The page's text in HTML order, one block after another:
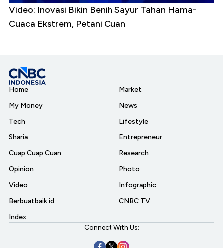
Video: Inovasi Bikin Benih Sayur Tahan Hama-
Cuaca Ekstrem, Petani Cuan
Home
My Money
Tech
Sharia
Cuap Cuap Cuan
Opinion
Video
Berbuatbaik.id
Index
Market
News
Lifestyle
Entrepreneur
Research
Photo
Infographic
CNBC TV
Connect With Us: